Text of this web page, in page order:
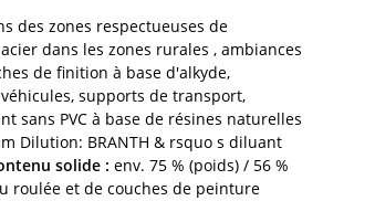
des zones respectueuses de
dans les zones rurales , ambiances
de finition à base d'alkyde,
supports de transport,
sans PVC à base de résines naturelles
Dilution: BRANTH & rsquo s diluant
solide : env. 75 % (poids) / 56 %
roulée et de couches de peinture